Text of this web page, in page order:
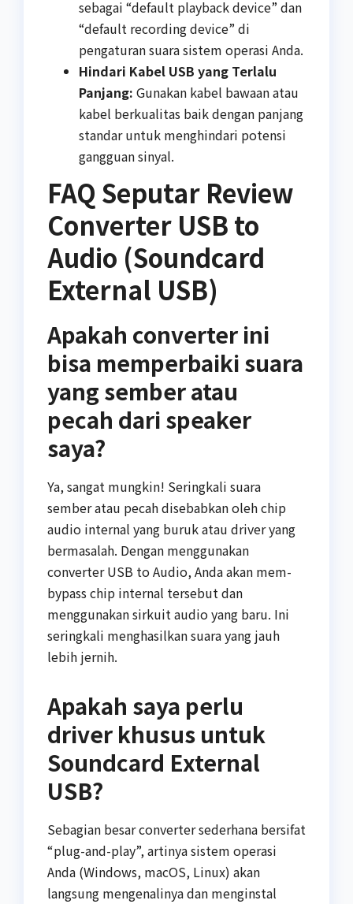
sebagai “default playback device” dan
“default recording device” di
pengaturan suara sistem operasi Anda.
Hindari Kabel USB yang Terlalu
Panjang: Gunakan kabel bawaan atau
kabel berkualitas baik dengan panjang
standar untuk menghindari potensi
gangguan sinyal.
FAQ Seputar Review
Converter USB to
Audio (Soundcard
External USB)
Apakah converter ini
bisa memperbaiki suara
yang sember atau
pecah dari speaker
saya?
Ya, sangat mungkin! Seringkali suara
sember atau pecah disebabkan oleh chip
audio internal yang buruk atau driver yang
bermasalah. Dengan menggunakan
converter USB to Audio, Anda akan mem-
bypass chip internal tersebut dan
menggunakan sirkuit audio yang baru. Ini
seringkali menghasilkan suara yang jauh
lebih jernih.
Apakah saya perlu
driver khusus untuk
Soundcard External
USB?
Sebagian besar converter sederhana bersifat
“plug-and-play”, artinya sistem operasi
Anda (Windows, macOS, Linux) akan
langsung mengenalinya dan menginstal